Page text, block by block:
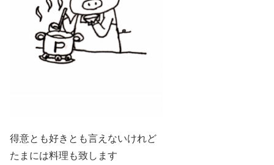
得意とも好きとも言えないけれど
たまには料理も致します